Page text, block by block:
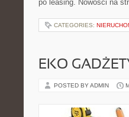
po leasing. Nowości na
CATEGORIES:
EKO
POSTED BY ADMIN